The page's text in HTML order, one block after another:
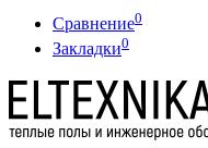
Сравнение0
Закладки0